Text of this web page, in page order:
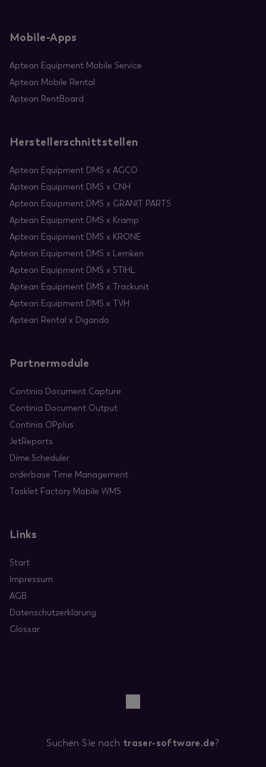
Mobile-Apps
Aptean Equipment Mobile Service
Aptean Mobile Rental
Aptean RentBoard
Herstellerschnittstellen
Aptean Equipment DMS x AGCO
Aptean Equipment DMS x CNH
Aptean Equipment DMS x GRANIT PARTS
Aptean Equipment DMS x Kramp
Aptean Equipment DMS x KRONE
Aptean Equipment DMS x Lemken
Aptean Equipment DMS x STIHL
Aptean Equipment DMS x Trackunit
Aptean Equipment DMS x TVH
Aptean Rental x Digando
Partnermodule
Continia Document Capture
Continia Document Output
Continia OPplus
JetReports
Dime.Scheduler
orderbase Time Management
Tasklet Factory Mobile WMS
Links
Start
Impressum
AGB
Datenschutzerklärung
Glossar
Suchen Sie nach traser-software.de?